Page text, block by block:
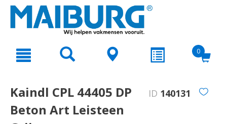
text.skipToNavigation
0
Kaindl CPL 44405 DP
Beton Art Leisteen
ID 140131